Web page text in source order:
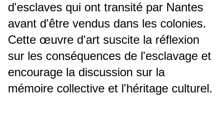
d'esclaves qui ont transité par Nantes
avant d'être vendus dans les colonies.
Cette œuvre d'art suscite la réflexion
sur les conséquences de l'esclavage et
encourage la discussion sur la
mémoire collective et l'héritage culturel.